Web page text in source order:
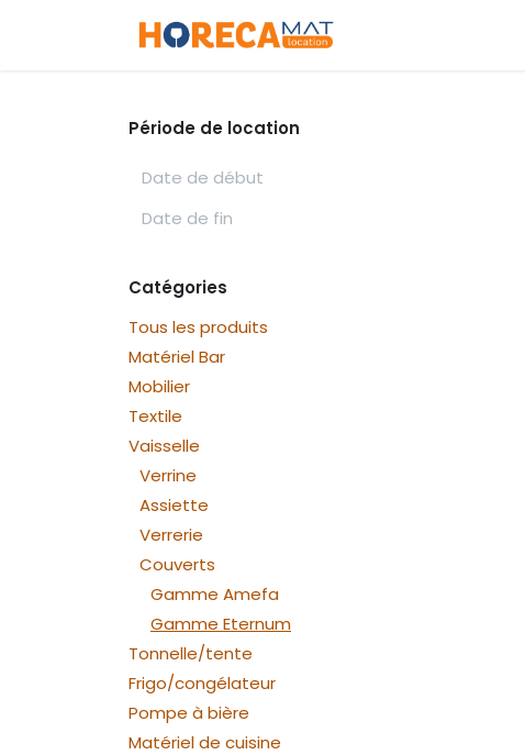
Période de location
Catégories
Tous les produits
Matériel Bar
Mobilier
Textile
Vaisselle
Verrine
Assiette
Verrerie
Couverts
Gamme Amefa
Gamme Eternum
Tonnelle/tente
Frigo/congélateur
Pompe à bière
Matériel de cuisine